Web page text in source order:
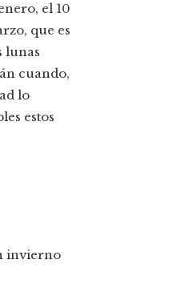
el 10
que es
lunas
cuando,
lo
estos
invierno